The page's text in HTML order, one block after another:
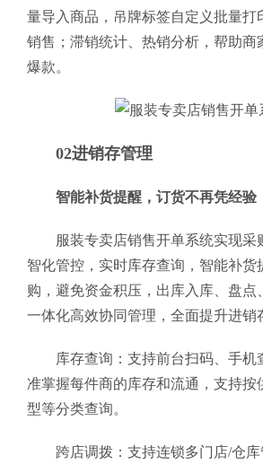
量导入商品，吊牌标签自定义批量打
销售；滞销统计、热销分析，帮助商
爆款。
02进销存管理
智能补货提醒，订货不再凭经验
服装专卖店销售开单系统实现采
智化管控，实时库存查询，智能补货
购，避免资金积压，出库入库、盘点
一体化高效协同管理，全面提升进销
库存查询：支持前台扫码、手机
准掌握每件商的库存和流通，支持按
型等分类查询。
跨店调拨：支持连锁多门店/仓